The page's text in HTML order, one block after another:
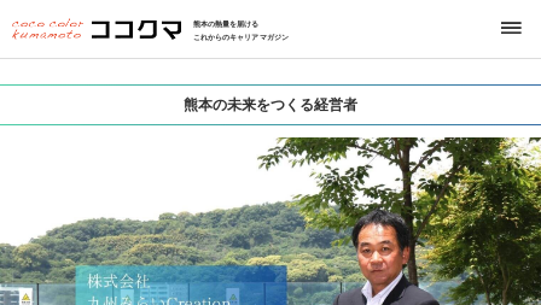
熊本の熱量を届ける
これからのキャリアマガジン
熊本の未来をつくる経営者